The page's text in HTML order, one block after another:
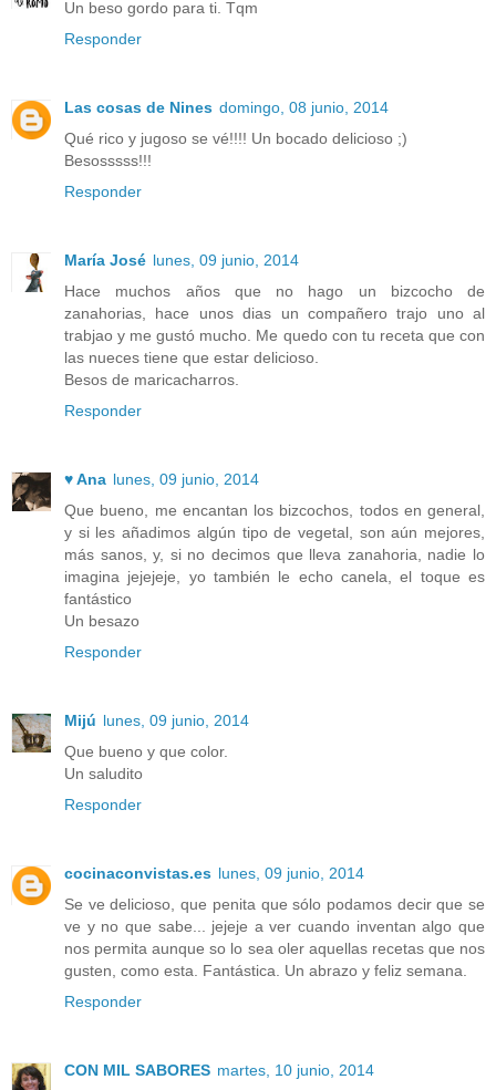
Un beso gordo para ti. Tqm
Responder
Las cosas de Nines domingo, 08 junio, 2014
Qué rico y jugoso se vé!!!! Un bocado delicioso ;)
Besosssss!!!
Responder
María José lunes, 09 junio, 2014
Hace muchos años que no hago un bizcocho de
zanahorias, hace unos dias un compañero trajo uno al
trabjao y me gustó mucho. Me quedo con tu receta que con
las nueces tiene que estar delicioso.
Besos de maricacharros.
Responder
♥ Ana lunes, 09 junio, 2014
Que bueno, me encantan los bizcochos, todos en general,
y si les añadimos algún tipo de vegetal, son aún mejores,
más sanos, y, si no decimos que lleva zanahoria, nadie lo
imagina jejejeje, yo también le echo canela, el toque es
fantástico
Un besazo
Responder
Mijú lunes, 09 junio, 2014
Que bueno y que color.
Un saludito
Responder
cocinaconvistas.es lunes, 09 junio, 2014
Se ve delicioso, que penita que sólo podamos decir que se
ve y no que sabe... jejeje a ver cuando inventan algo que
nos permita aunque so lo sea oler aquellas recetas que nos
gusten, como esta. Fantástica. Un abrazo y feliz semana.
Responder
CON MIL SABORES martes, 10 junio, 2014